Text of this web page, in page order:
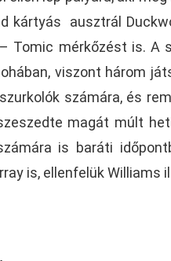
kártyás ausztrál
Tomic mérkőzést is. A
viszont három
számára, és
magát múlt
is baráti
is, ellenfelük Williams